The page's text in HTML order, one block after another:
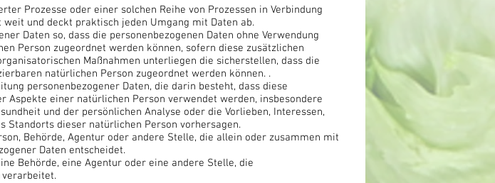
Prozesse oder einer solchen Reihe von Prozessen in Verbindung
und deckt praktisch jeden Umgang mit Daten ab.
Daten so, dass die personenbezogenen Daten ohne Verwendung
Person zugeordnet werden können, sofern diese zusätzlichen
Maßnahmen unterliegen die sicherstellen, dass die
natürlichen Person zugeordnet werden können. .
personenbezogener Daten, die darin besteht, dass diese
einer natürlichen Person verwendet werden, insbesondere
und der persönlichen Analyse oder die Vorlieben, Interessen,
Standorts dieser natürlichen Person vorhersagen.
Behörde, Agentur oder andere Stelle, die allein oder zusammen mit
Daten entscheidet.
Behörde, eine Agentur oder eine andere Stelle, die
verarbeitet.